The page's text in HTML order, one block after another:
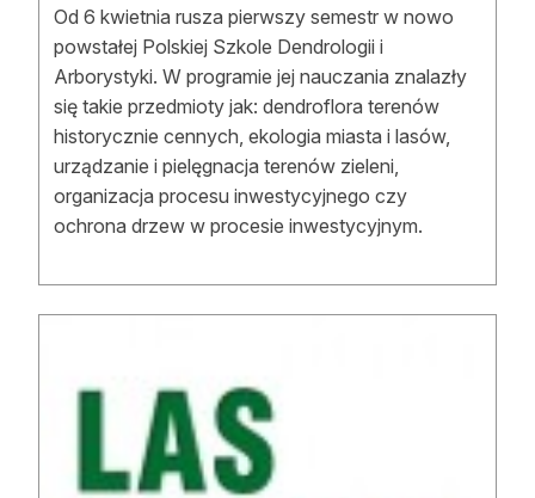
Od 6 kwietnia rusza pierwszy semestr w nowo
powstałej Polskiej Szkole Dendrologii i
Arborystyki. W programie jej nauczania znalazły
się takie przedmioty jak: dendroflora terenów
historycznie cennych, ekologia miasta i lasów,
urządzanie i pielęgnacja terenów zieleni,
organizacja procesu inwestycyjnego czy
ochrona drzew w procesie inwestycyjnym.